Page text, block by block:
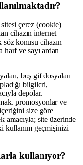
çerez (cookie)
cihazın internet
söz konusu cihazın
harf ve sayılardan
boş gif dosyaları
bilgileri,
depolar.
promosyonlar ve
size göre
amacıyla; site üzerinde
kullanım geçmişinizi
kullanıyor?